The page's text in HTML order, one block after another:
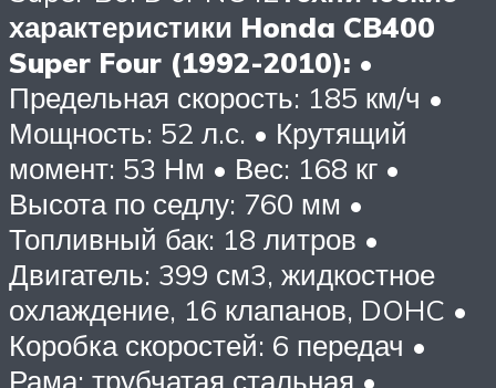
характеристики Honda CB400
Super Four (1992-2010): •
Предельная скорость: 185 км/ч •
Мощность: 52 л.с. • Крутящий
момент: 53 Нм • Вес: 168 кг •
Высота по седлу: 760 мм •
Топливный бак: 18 литров •
Двигатель: 399 см3, жидкостное
охлаждение, 16 клапанов, DOHC •
Коробка скоростей: 6 передач •
Рама: трубчатая стальная •